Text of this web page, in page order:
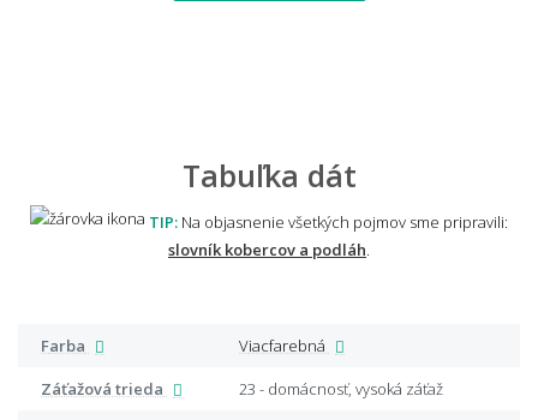
Tabuľka dát
TIP: Na objasnenie všetkých pojmov sme pripravili:
slovník kobercov a podláh
Farba
Viacfarebná
Záťažová trieda
23 - domácnosť, vysoká záťaž